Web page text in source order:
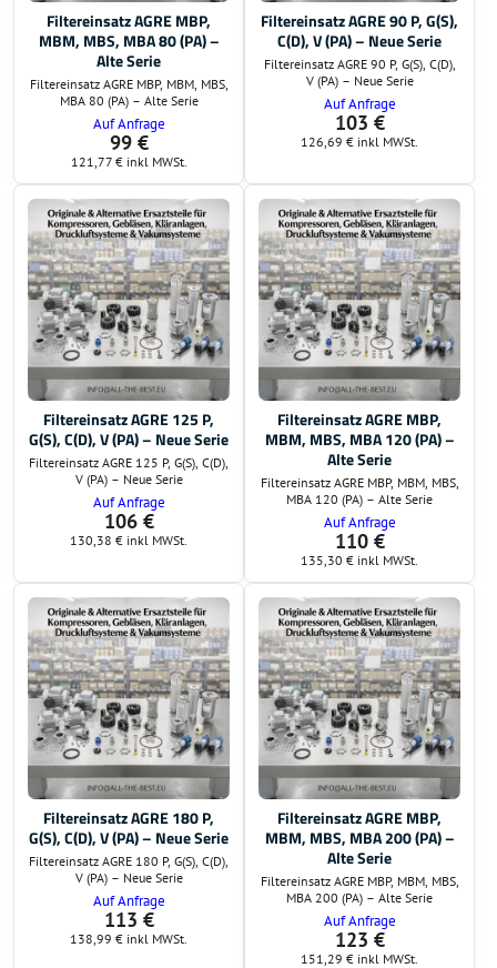
Filtereinsatz AGRE MBP,
MBM, MBS, MBA 80 (PA) –
Alte Serie
Filtereinsatz AGRE MBP, MBM, MBS,
MBA 80 (PA) – Alte Serie
Auf Anfrage
99 €
121,77 € inkl MWSt.
Filtereinsatz AGRE 90 P, G(S),
C(D), V (PA) – Neue Serie
Filtereinsatz AGRE 90 P, G(S), C(D),
V (PA) – Neue Serie
Auf Anfrage
103 €
126,69 € inkl MWSt.
Filtereinsatz AGRE 125 P,
G(S), C(D), V (PA) – Neue Serie
Filtereinsatz AGRE 125 P, G(S), C(D),
V (PA) – Neue Serie
Auf Anfrage
106 €
130,38 € inkl MWSt.
Filtereinsatz AGRE MBP,
MBM, MBS, MBA 120 (PA) –
Alte Serie
Filtereinsatz AGRE MBP, MBM, MBS,
MBA 120 (PA) – Alte Serie
Auf Anfrage
110 €
135,30 € inkl MWSt.
Filtereinsatz AGRE 180 P,
G(S), C(D), V (PA) – Neue Serie
Filtereinsatz AGRE 180 P, G(S), C(D),
V (PA) – Neue Serie
Auf Anfrage
113 €
138,99 € inkl MWSt.
Filtereinsatz AGRE MBP,
MBM, MBS, MBA 200 (PA) –
Alte Serie
Filtereinsatz AGRE MBP, MBM, MBS,
MBA 200 (PA) – Alte Serie
Auf Anfrage
123 €
151,29 € inkl MWSt.